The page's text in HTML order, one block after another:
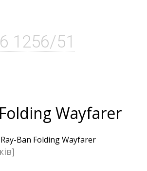
1256/51
Wayfarer